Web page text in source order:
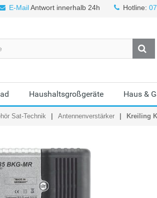
E-MailAntwort innerhalb 24h Hotline:
Haushaltsgroßgeräte Haus &
Sat-Technik Antennenverstärker Kreiling